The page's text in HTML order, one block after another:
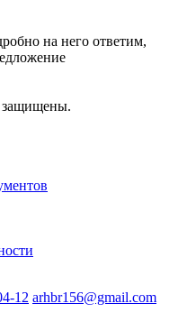
на него ответим,
защищены.
12 arhbr156@gmail.com